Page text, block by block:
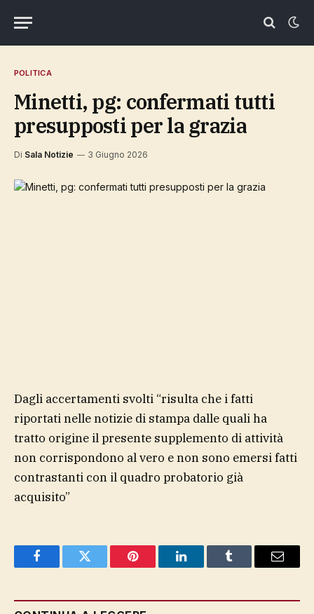
POLITICA
Minetti, pg: confermati tutti
presupposti per la grazia
Di Sala Notizie 3 Giugno 2026
Dagli accertamenti svolti “risulta che i fatti
riportati nelle notizie di stampa dalle quali ha
tratto origine il presente supplemento di attività
non corrispondono al vero e non sono emersi fatti
contrastanti con il quadro probatorio già
acquisito”
FacebookTwitter Pinterest LinkedInTumblr Email